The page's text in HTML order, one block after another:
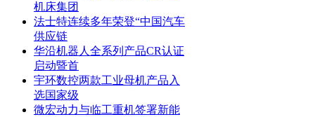
机床集团
法士特连续多年荣登“中国汽车
供应链
华沿机器人全系列产品CR认证
启动暨首
宇环数控两款工业母机产品入
选国家级
微宏动力与临工重机签署新能